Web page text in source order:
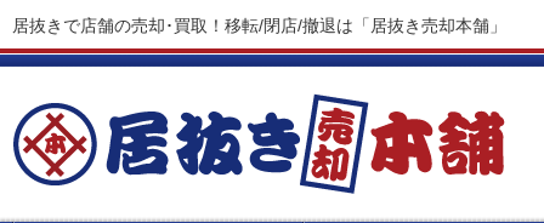
居抜きで店舗の売却･買取！移転/閉店/撤退は「居抜き売却本舗」